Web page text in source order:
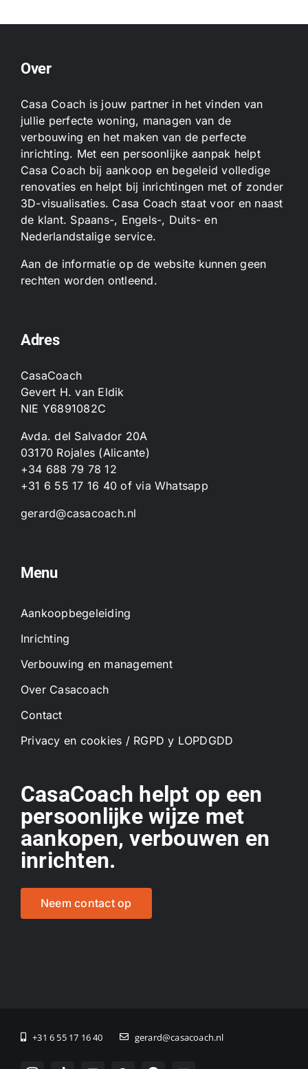
Over
Casa Coach is jouw partner in het vinden van
jullie perfecte woning, managen van de
verbouwing en het maken van de perfecte
inrichting. Met een persoonlijke aanpak helpt
Casa Coach bij aankoop en begeleid volledige
renovaties en helpt bij inrichtingen met of zonder
3D-visualisaties. Casa Coach staat voor en naast
de klant. Spaans-, Engels-, Duits- en
Nederlandstalige service.
Aan de informatie op de website kunnen geen
rechten worden ontleend.
Adres
CasaCoach
Gevert H. van Eldik
NIE Y6891082C
Avda. del Salvador 20A
03170 Rojales (Alicante)
+34 688 79 78 12
+31 6 55 17 16 40 ofvia Whatsapp
gerard@casacoach.nl
Menu
Aankoopbegeleiding
Inrichting
Verbouwing en management
Over Casacoach
Contact
Privacy en cookies / RGPD y LOPDGDD
CasaCoach helpt op een
persoonlijke wijze met
aankopen, verbouwen en
inrichten.
Neem contact op
+31 6 55 17 16 40 gerard@casacoach.nl